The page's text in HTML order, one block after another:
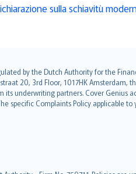
sulla schiavitù
by the Dutch Authority for the
20, 3rd Floor, 1017HK Amsterdam,
underwriting partners. Cover Genius
specific Complaints Policy applicable